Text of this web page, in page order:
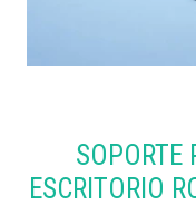
SOPORTE
ESCRITORIO